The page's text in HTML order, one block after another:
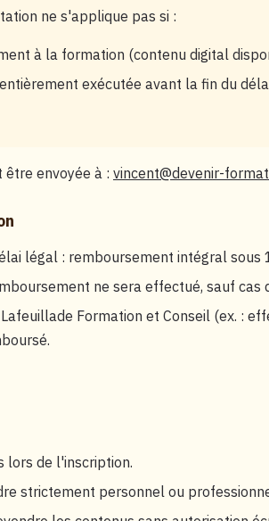
ne s'applique pas si :
à la formation (contenu digital
exécutée avant la fin du
envoyée à : vincent@devenir-
légal : remboursement intégral sous
ne sera effectué, sauf
Formation et Conseil (ex. :
lors de l'inscription.
strictement personnel ou